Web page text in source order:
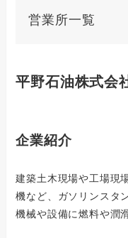
営業所一覧
平野石油株式会
企業紹介
建築土木現場や工場現
機など、ガソリンスタ
機械や設備に燃料や潤